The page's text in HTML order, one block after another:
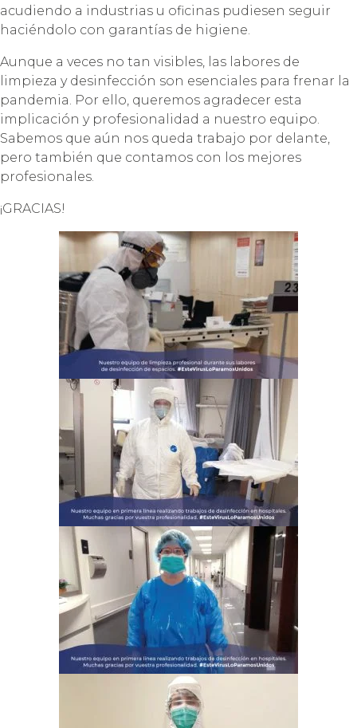
acudiendo a industrias u oficinas pudiesen seguir
haciéndolo con garantías de higiene.
Aunque a veces no tan visibles, las labores de
limpieza y desinfección son esenciales para frenar la
pandemia. Por ello, queremos agradecer esta
implicación y profesionalidad a nuestro equipo.
Sabemos que aún nos queda trabajo por delante,
pero también que contamos con los mejores
profesionales.
¡GRACIAS!